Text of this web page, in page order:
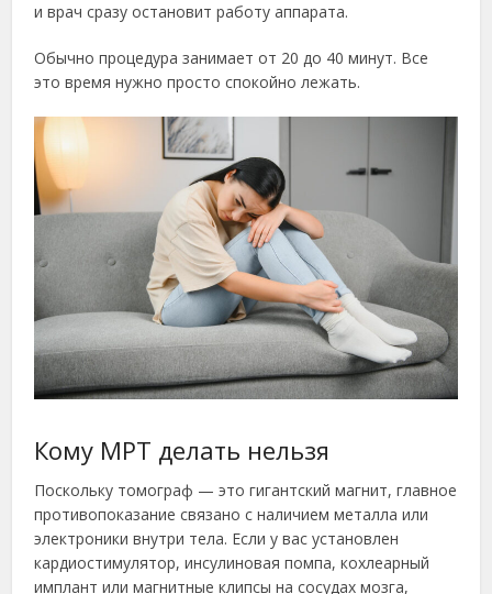
и врач сразу остановит работу аппарата.
Обычно процедура занимает от 20 до 40 минут. Все
это время нужно просто спокойно лежать.
Кому МРТ делать нельзя
Поскольку томограф — это гигантский магнит, главное
противопоказание связано с наличием металла или
электроники внутри тела. Если у вас установлен
кардиостимулятор, инсулиновая помпа, кохлеарный
имплант или магнитные клипсы на сосудах мозга,